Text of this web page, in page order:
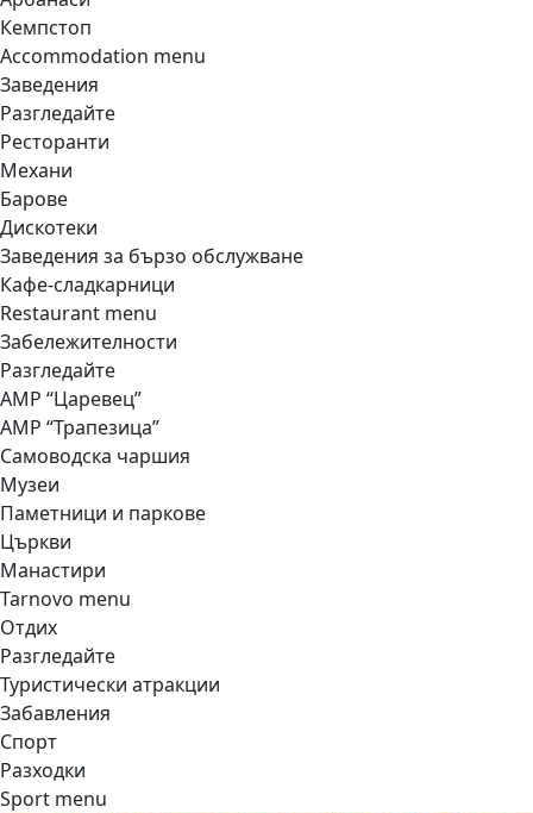
Кемпстоп
Accommodation menu
Заведения
Разгледайте
Ресторанти
Механи
Барове
Дискотеки
Заведения за бързо обслужване
Кафе-сладкарници
Restaurant menu
Забележителности
Разгледайте
АМР “Царевец”
АМР “Трапезица”
Самоводска чаршия
Музеи
Паметници и паркове
Църкви
Манастири
Tarnovo menu
Отдих
Разгледайте
Туристически атракции
Забавления
Спорт
Разходки
Sport menu